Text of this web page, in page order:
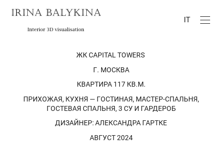
IT
ЖК CAPITAL TOWERS
Г. МОСКВА
КВАРТИРА 117 КВ.М.
ПРИХОЖАЯ, КУХНЯ — ГОСТИНАЯ, МАСТЕР-СПАЛЬНЯ,
ГОСТЕВАЯ СПАЛЬНЯ, 3 СУ И ГАРДЕРОБ
ДИЗАЙНЕР: АЛЕКСАНДРА ГАРТКЕ
АВГУСТ 2024